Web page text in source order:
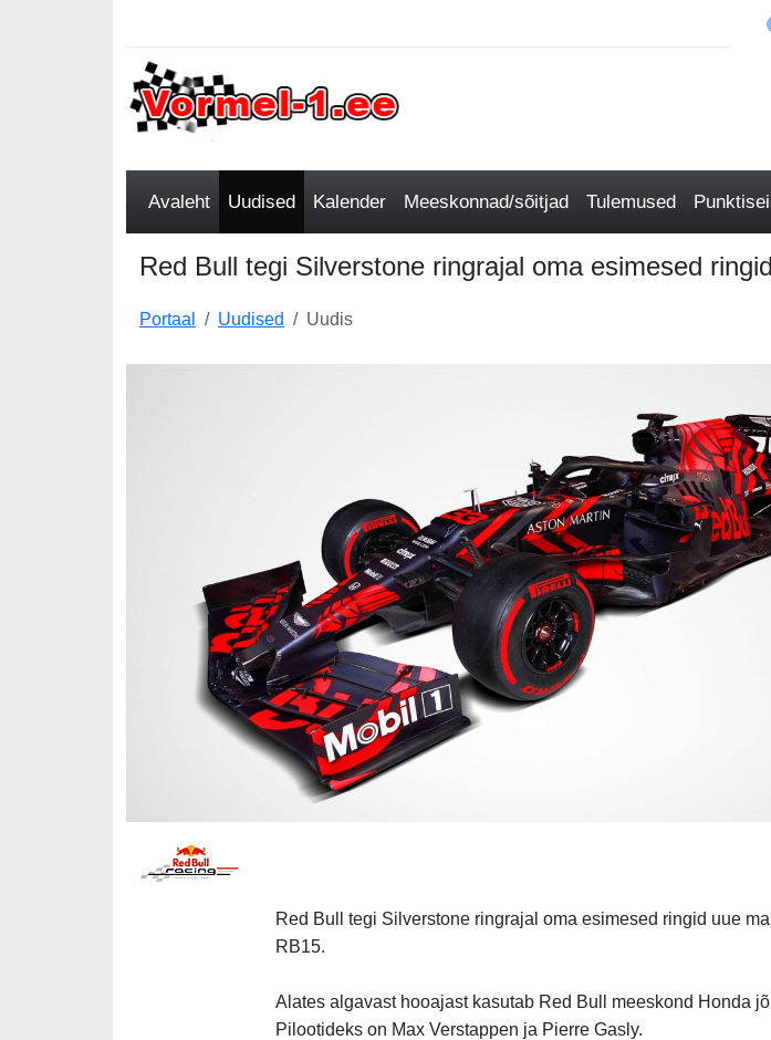
Avaleht Uudised Kalender Meeskonnad/sõitjad Tulemused
Red Bull tegi Silverstone ringrajal oma esimesed
Portaal Uudised Uudis
Red Bull tegi Silverstone ringrajal oma esimesed ringid uue
RB15.
Alates algavast hooajast kasutab Red Bull meeskond Honda
Pilootideks on Max Verstappen ja Pierre Gasly.